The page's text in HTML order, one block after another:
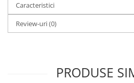
Caracteristici
Review-uri(0)
PRODUSE